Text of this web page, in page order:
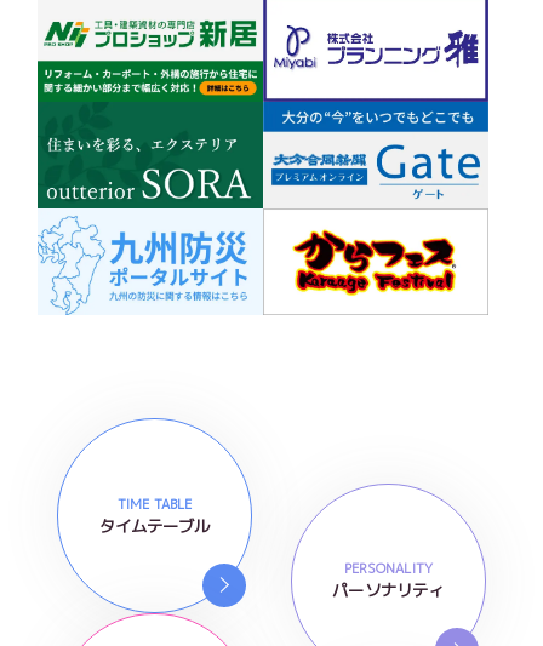
TIME TABLE
タイムテーブル
PERSONALITY
パーソナリティ